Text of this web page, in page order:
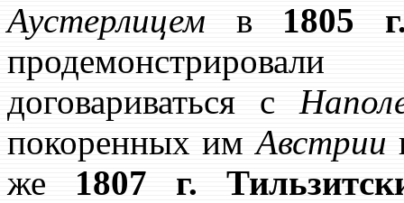
Аустерлицем в 1805
договариваться с
покоренных имАвстрии
же 1807 г.